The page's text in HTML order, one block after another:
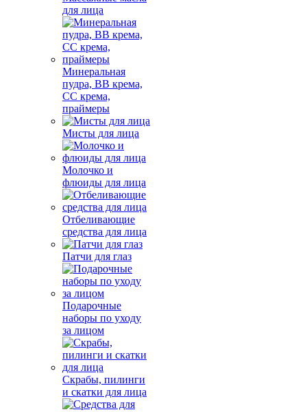
для лица
Минеральная
пудра, BB крема,
СС крема,
праймеры
Мисты для лица
Молочко и
флюиды для лица
Отбеливающие
средства для лица
Патчи для глаз
Подарочные
наборы по уходу
за лицом
Скрабы, пилинги
и скатки для лица